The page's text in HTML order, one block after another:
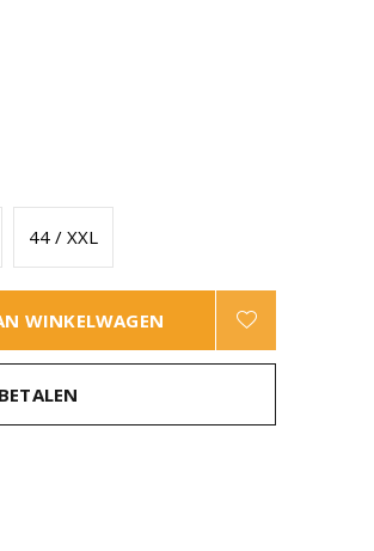
44 / XXL
WINKELWAGEN